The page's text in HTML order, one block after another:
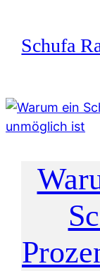
springen
Schufa